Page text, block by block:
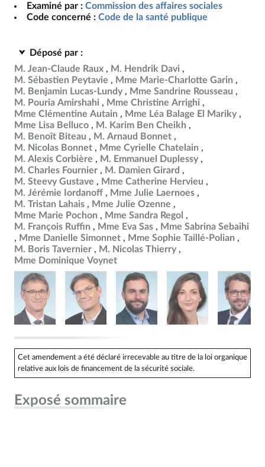
Examiné par : Commission des affaires sociales
Code concerné : Code de la santé publique
Déposé par :
M. Jean-Claude Raux
M. Hendrik Davi
M. Sébastien Peytavie
Mme Marie-Charlotte Garin
M. Benjamin Lucas-Lundy
Mme Sandrine Rousseau
M. Pouria Amirshahi
Mme Christine Arrighi
Mme Clémentine Autain
Mme Léa Balage El Mariky
Mme Lisa Belluco
M. Karim Ben Cheikh
M. Benoît Biteau
M. Arnaud Bonnet
M. Nicolas Bonnet
Mme Cyrielle Chatelain
M. Alexis Corbière
M. Emmanuel Duplessy
M. Charles Fournier
M. Damien Girard
M. Steevy Gustave
Mme Catherine Hervieu
M. Jérémie Iordanoff
Mme Julie Laernoes
M. Tristan Lahais
Mme Julie Ozenne
Mme Marie Pochon
Mme Sandra Regol
M. François Ruffin
Mme Eva Sas
Mme Sabrina Sebaihi
Mme Danielle Simonnet
Mme Sophie Taillé-Polian
M. Boris Tavernier
M. Nicolas Thierry
Mme Dominique Voynet
Cet amendement a été déclaré irrecevable au titre de la loi organique
relative aux lois de financement de la sécurité sociale.
Exposé sommaire